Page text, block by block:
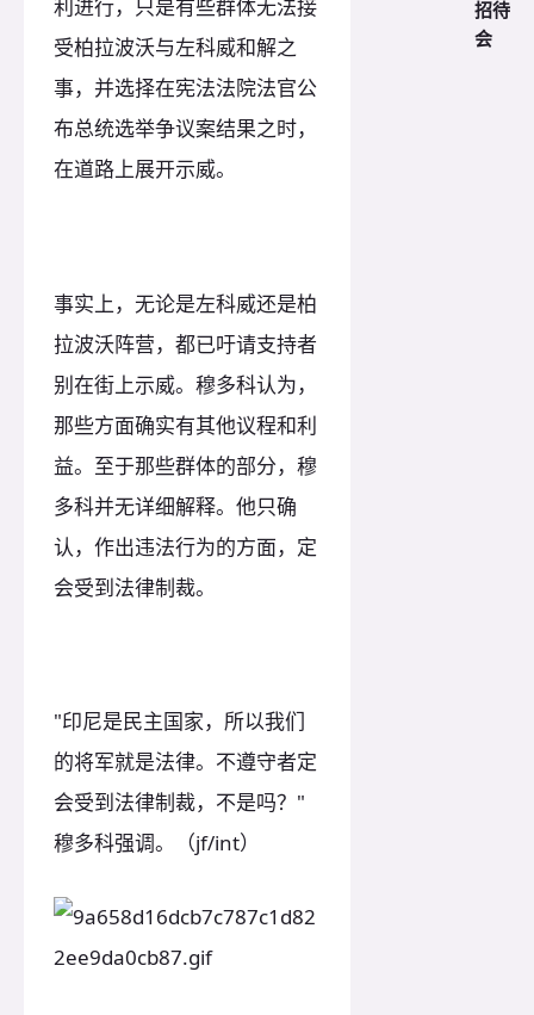
利进行，只是有些群体无法接
受柏拉波沃与左科威和解之
事，并选择在宪法法院法官公
布总统选举争议案结果之时，
在道路上展开示威。
事实上，无论是左科威还是柏
拉波沃阵营，都已吁请支持者
别在街上示威。穆多科认为，
那些方面确实有其他议程和利
益。至于那些群体的部分，穆
多科并无详细解释。他只确
认，作出违法行为的方面，定
会受到法律制裁。
"印尼是民主国家，所以我们
的将军就是法律。不遵守者定
会受到法律制裁，不是吗？"
穆多科强调。（jf/int）
招待
会